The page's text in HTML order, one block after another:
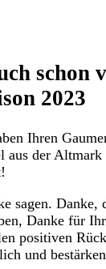
schon
2023
Ihren
aus der
sagen. Danke,
Danke für
positiven
und